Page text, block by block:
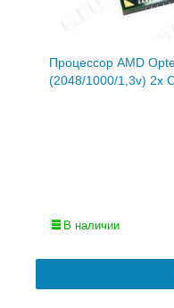
Процессор AMD
(2048/1000/1,3v) 2x
В наличии